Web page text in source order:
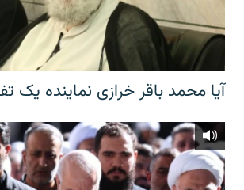
آیا محمد باقر خرازی نماینده یک